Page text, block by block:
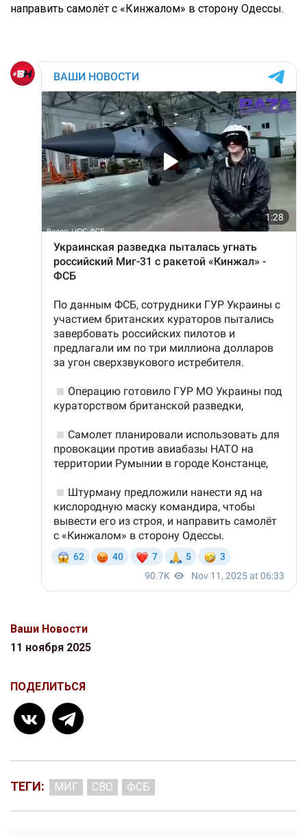
направить самолёт с «Кинжалом» в сторону Одессы.
Ваши Новости
11 ноября 2025
ПОДЕЛИТЬСЯ
ТЕГИ: МИГ СВО ФСБ